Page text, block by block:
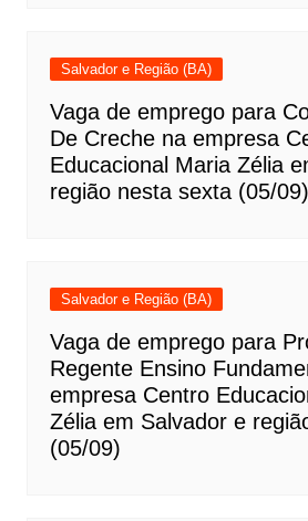
Salvador e Região (BA)
Vaga de emprego para
De Creche na empresa
Educacional Maria Zélia
região nesta sexta (05/09)
Salvador e Região (BA)
Vaga de emprego para
Regente Ensino
empresa Centro
Zélia em Salvador e
(05/09)